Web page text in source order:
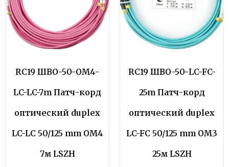
RC19 ШВО-50-OM4-
LC-LC-7m Патч-корд
оптический duplex
LC-LC 50/125 mm OM4
7м LSZH
RC19 ШВО-50-LC-FC-
25m Патч-корд
оптический duplex
LC-FC 50/125 mm OM3
25м LSZH